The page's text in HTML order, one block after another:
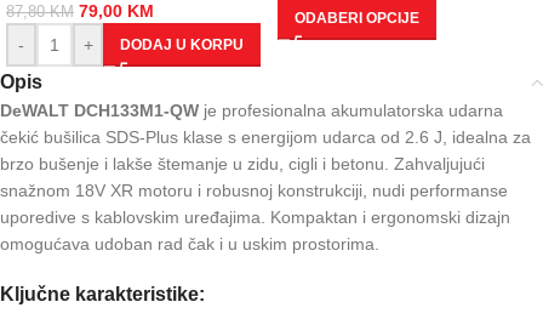
87,80KM 79,00 KM
-
+ DODAJ U KORPU
ODABERI OPCIJE
Opis
DeWALT DCH133M1-QW je profesionalna akumulatorska udarna
čekić bušilica SDS-Plus klase s energijom udarca od 2.6 J, idealna za
brzo bušenje i lakše štemanje u zidu, cigli i betonu. Zahvaljujući
snažnom 18V XR motoru i robusnoj konstrukciji, nudi performanse
uporedive s kablovskim uređajima. Kompaktan i ergonomski dizajn
omogućava udoban rad čak i u uskim prostorima.
Ključne karakteristike: